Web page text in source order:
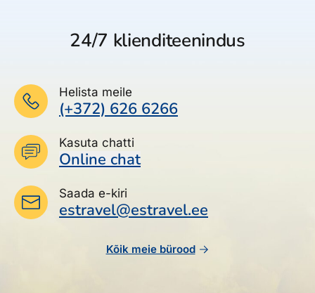
24/7 klienditeenindus
Helista meile
(+372) 626 6266
Kasuta chatti
Online chat
Saada e-kiri
estravel@estravel.ee
Kõik meie bürood